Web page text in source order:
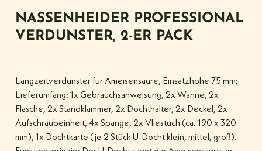
NASSENHEIDER PROFESSIONAL
VERDUNSTER, 2-ER PACK
Langzeitverdunster für Ameisensäure, Einsatzhöhe 75 mm;
Lieferumfang: 1x Gebrauchsanweisung, 2x Wanne, 2x
Flasche, 2x Standklammer, 2x Dochthalter, 2x Deckel, 2x
Aufschraubeinheit, 4x Spange, 2x Vliestuch (ca. 190 x 320
mm), 1x Dochtkarte (je 2 Stück U-Docht klein, mittel, groß).